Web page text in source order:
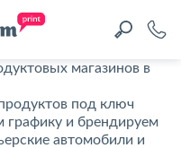
магазинов в
под ключ
графику и брендируем
автомобили и